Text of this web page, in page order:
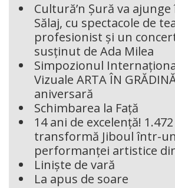
Cultură’n Șură va
Sălaj, cu spectacole de
profesionist și un
susținut de Ada Milea
Simpozionul
Vizuale ARTA ÎN
aniversară
Schimbarea la Față
14 ani de excelență!
transformă Jiboul într-
performanței artistice
Liniște de vară
La apus de soare